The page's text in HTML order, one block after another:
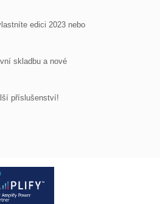
edici 2023 nebo
skladbu a nové
příslušenství!